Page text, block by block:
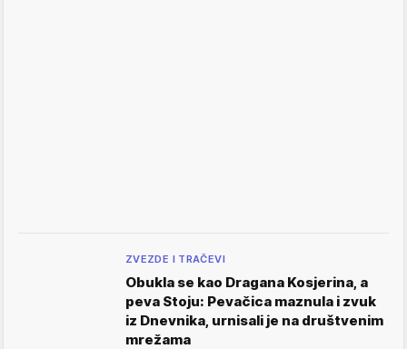
ZVEZDE I TRAČEVI
Obukla se kao Dragana Kosjerina, a
peva Stoju: Pevačica maznula i zvuk
iz Dnevnika, urnisali je na društvenim
mrežama